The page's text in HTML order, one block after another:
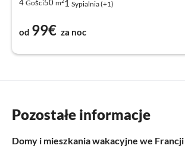
4 Gości50 m 1 Sypialnia (+1)
od 99€ za noc
Pozostałe informacje
Domy i mieszkania wakacyjne we Francji